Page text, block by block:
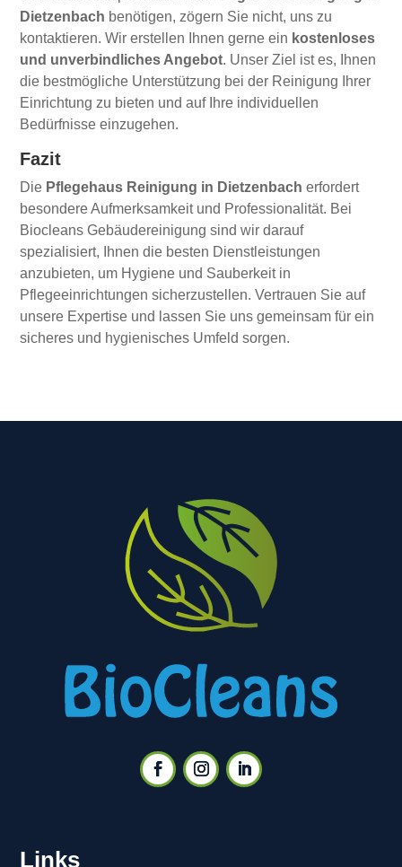
Dietzenbach benötigen, zögern Sie nicht, uns zu
kontaktieren. Wir erstellen Ihnen gerne ein kostenloses
und unverbindliches Angebot. Unser Ziel ist es, Ihnen
die bestmögliche Unterstützung bei der Reinigung Ihrer
Einrichtung zu bieten und auf Ihre individuellen
Bedürfnisse einzugehen.
Fazit
Die Pflegehaus Reinigung in Dietzenbach erfordert
besondere Aufmerksamkeit und Professionalität. Bei
Biocleans Gebäudereinigung sind wir darauf
spezialisiert, Ihnen die besten Dienstleistungen
anzubieten, um Hygiene und Sauberkeit in
Pflegeeinrichtungen sicherzustellen. Vertrauen Sie auf
unsere Expertise und lassen Sie uns gemeinsam für ein
sicheres und hygienisches Umfeld sorgen.
Links